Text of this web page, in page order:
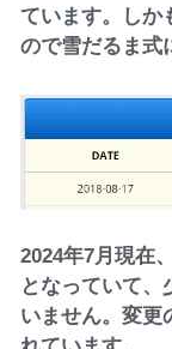
ています。しか
ので雪だるま式
2024年7月現在
となっていて、
いません。変更